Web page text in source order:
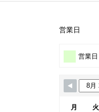
営業日
営業日
月 火